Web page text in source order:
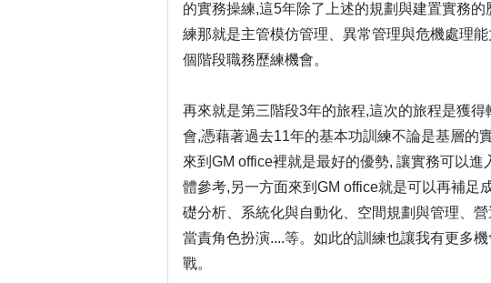
的實務操練,這5年除了上述的規劃與建置實務
練那就是主管模仿管理、異常管理與危機處理
個階段職務歷練機會。
再來就是第三階段3年的旅程,這次的旅程是獲
會,憑藉著過去11年的基本功訓練不論是基層的
來到GM office裡就是最好的優勢, 讓實務可以
體參考,另一方面來到GM office就是可以再補足
礎分析、系統化與自動化、空間規劃與管理、
當責角色扮演....等。如此的訓練也讓我有更多
戰。